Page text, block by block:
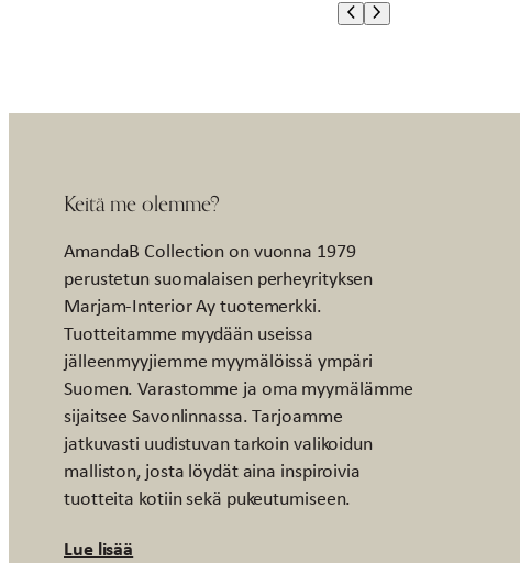
Keitä me olemme?
AmandaB Collection on vuonna 1979
perustetun suomalaisen perheyrityksen
Marjam-Interior Ay tuotemerkki.
Tuotteitamme myydään useissa
jälleenmyyjiemme myymälöissä ympäri
Suomen. Varastomme ja oma myymälämme
sijaitsee Savonlinnassa. Tarjoamme
jatkuvasti uudistuvan tarkoin valikoidun
malliston, josta löydät aina inspiroivia
tuotteita kotiin sekä pukeutumiseen.
Lue lisää